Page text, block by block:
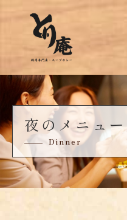
夜のメニュー
Dinner